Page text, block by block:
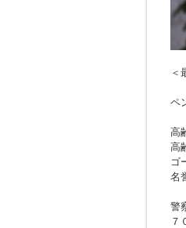
＜
ペ
高
高
ゴ
名
警
７